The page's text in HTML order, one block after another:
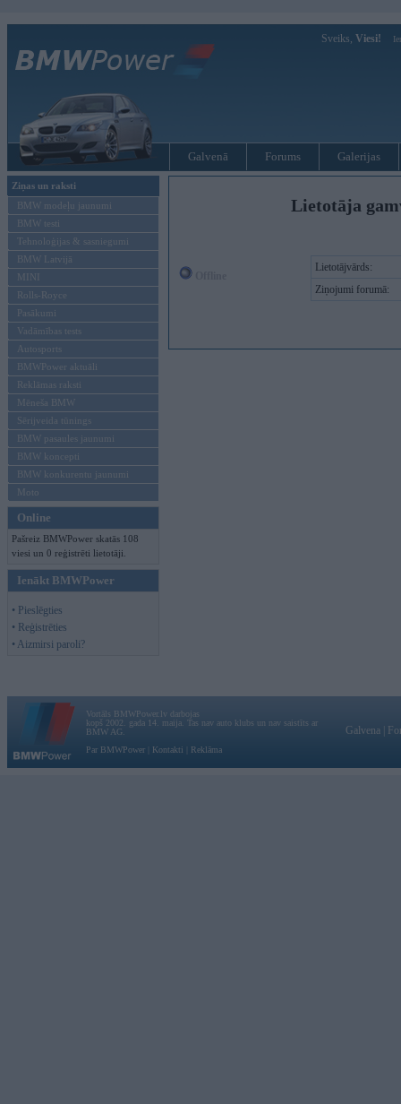
Sveiks, Viesi!
Galvenā Forums Galerijas
Ziņas un raksti
BMW modeļu jaunumi
BMW testi
Tehnoloģijas & sasniegumi
BMW Latvijā
MINI
Rolls-Royce
Pasākumi
Vadāmības tests
Autosports
BMWPower aktuāli
Reklāmas raksti
Mēneša BMW
Sērijveida tūnings
BMW pasaules jaunumi
BMW koncepti
BMW konkurentu jaunumi
Moto
Online
Pašreiz BMWPower skatās 108
viesi un 0 reģistrēti lietotāji.
Ienākt BMWPower
• Pieslēgties
• Reģistrēties
• Aizmirsi paroli?
Lietotāja
Lietotājvārds:
Ziņojumi forumā:
Vortāls BMWPower.lv darbojas
kopš 2002. gada 14. maija. Tas nav auto klubs un nav saistīts ar
BMW AG.
Par BMWPower
Kontakti Reklāma
Galvena